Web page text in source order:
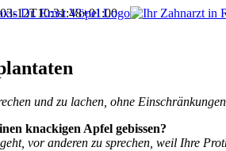
12T10:31:48+01:00
und zu lachen, ohne
knackigen Apfel gebissen?
vor anderen zu sprechen, weil Ihre